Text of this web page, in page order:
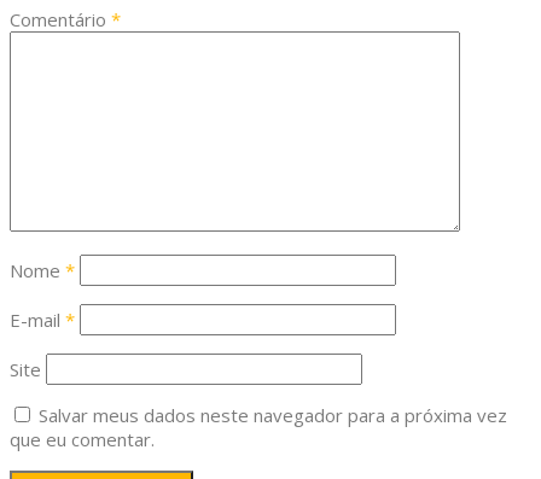
Comentário *
Nome *
E-mail *
Site
Salvar meus dados neste navegador para a próxima vez
que eu comentar.